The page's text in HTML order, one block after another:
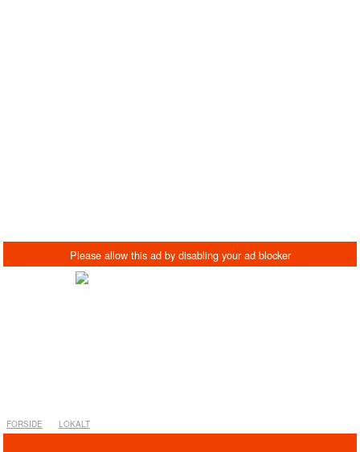
FORSIDE LOKALT